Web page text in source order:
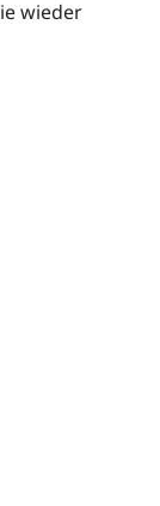
wieder